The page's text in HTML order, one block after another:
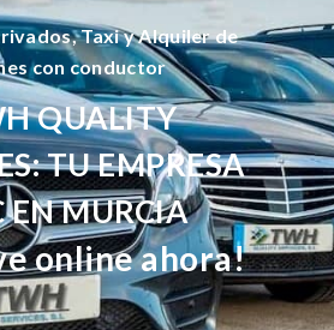
Taxi y Alquiler de
con conductor
QUALITY
TU EMPRESA
EN MURCIA
online ahora!